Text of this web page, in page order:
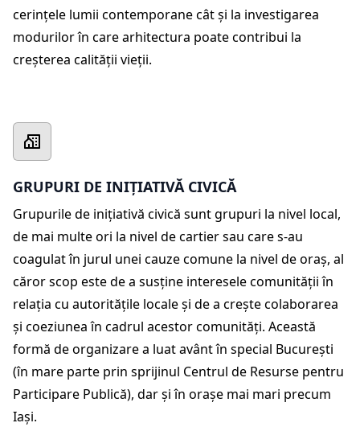
cerințele lumii contemporane cât și la investigarea
modurilor în care arhitectura poate contribui la
creșterea calității vieții.
GRUPURI DE INIȚIATIVĂ CIVICĂ
Grupurile de inițiativă civică sunt grupuri la nivel local,
de mai multe ori la nivel de cartier sau care s-au
coagulat în jurul unei cauze comune la nivel de oraș, al
căror scop este de a susține interesele comunității în
relația cu autoritățile locale și de a crește colaborarea
și coeziunea în cadrul acestor comunități. Această
formă de organizare a luat avânt în special București
(în mare parte prin sprijinul Centrul de Resurse pentru
Participare Publică), dar și în orașe mai mari precum
Iași.